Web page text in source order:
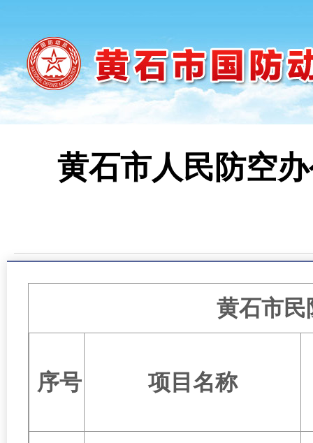
黄石市人民防空
黄石市民
序号 项目名称